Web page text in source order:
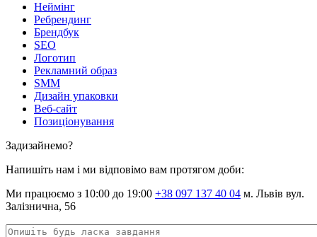
Неймінг
Ребрендинг
Брендбук
SEO
Логотип
Рекламний образ
SMM
Дизайн упаковки
Веб-сайт
Позиціонування
Задизайнемо?
Напишіть нам і ми відповімо вам протягом доби:
Ми працюємо з 10:00 до 19:00 +38 097 137 40 04 м. Львів вул.
Залізнична, 56